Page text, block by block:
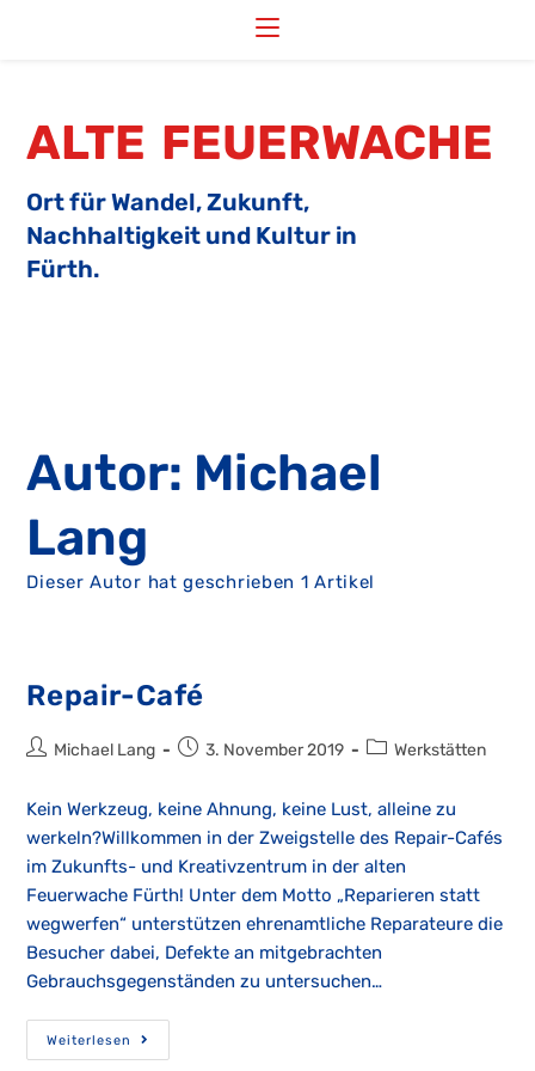
ALTE FEUERWACHE
Ort für Wandel, Zukunft,
Nachhaltigkeit und Kultur in
Fürth.
Autor: Michael
Lang
Dieser Autor hat geschrieben 1 Artikel
Repair-Café
Beitrags-
Michael Lang
Beitrag3. November 2019
Beitrags-
Werkstätten
Kein Werkzeug, keine Ahnung, keine Lust, alleine zu
werkeln?Willkommen in der Zweigstelle des Repair-Cafés
im Zukunfts- und Kreativzentrum in der alten
Feuerwache Fürth! Unter dem Motto „Reparieren statt
wegwerfen“ unterstützen ehrenamtliche Reparateure die
Besucher dabei, Defekte an mitgebrachten
Gebrauchsgegenständen zu untersuchen…
Weiterlesen
Repair-
Café